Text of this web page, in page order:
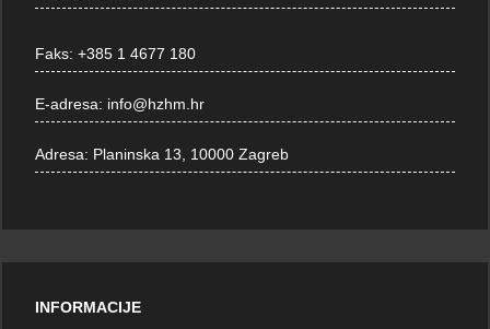
Faks:+385 1 4677 180
E-adresa: info@hzhm.hr
Adresa: Planinska 13, 10000 Zagreb
INFORMACIJE